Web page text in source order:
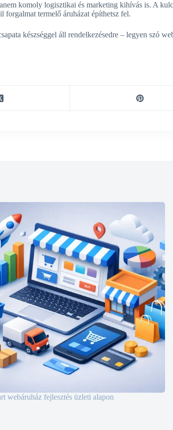
komoly logisztikai és marketing kihívás is. A
termelő áruházat építhetsz fel.
készséggel áll rendelkezésedre – legyen szó
webáruház fejlesztés üzleti alapon